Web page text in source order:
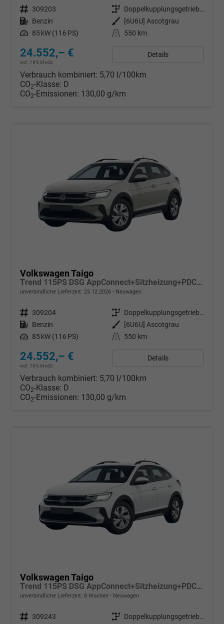
Fahrzeugnr. 309203 Getriebe
Doppelkupplungsgetriebe (DSG)
Kraftstoff Benzin Außenfarbe
[6U6U] Ascotgrau
Leistung 85 kW (116 PS) Kilometerstand 550 km
24.552,– €
incl. 19% MwSt.
Details
Verbrauch kombiniert: 5,70 l/100km
CO2-Klasse: D
CO2-Emissionen: 130,00 g/km
Volkswagen Taigo
Trend 115PS DSG AppConnect+Sitzheizung+PDC+Alu16+LED+DAB+FrontAssist
unverbindliche Lieferzeit: 25.12.2026 Neuwagen
Fahrzeugnr. 309204 Getriebe
Doppelkupplungsgetriebe (DSG)
Kraftstoff Benzin Außenfarbe
[6U6U] Ascotgrau
Leistung 85 kW (116 PS) Kilometerstand 550 km
24.552,– €
incl. 19% MwSt.
Details
Verbrauch kombiniert: 5,70 l/100km
CO2-Klasse: D
CO2-Emissionen: 130,00 g/km
Volkswagen Taigo
Trend 115PS DSG AppConnect+Sitzheizung+PDC+Alu16+LED+DAB+FrontAssist
unverbindliche Lieferzeit: 8 Wochen Neuwagen
Fahrzeugnr. 309243 Getriebe
Doppelkupplungsgetriebe (DSG)